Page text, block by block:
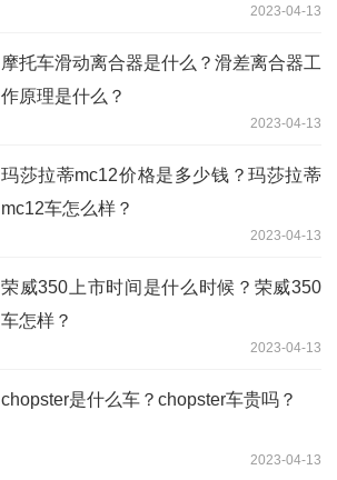
2023-04-13
摩托车滑动离合器是什么？滑差离合器工
作原理是什么？
2023-04-13
玛莎拉蒂mc12价格是多少钱？玛莎拉蒂
mc12车怎么样？
2023-04-13
荣威350上市时间是什么时候？荣威350
车怎样？
2023-04-13
chopster是什么车？chopster车贵吗？
2023-04-13